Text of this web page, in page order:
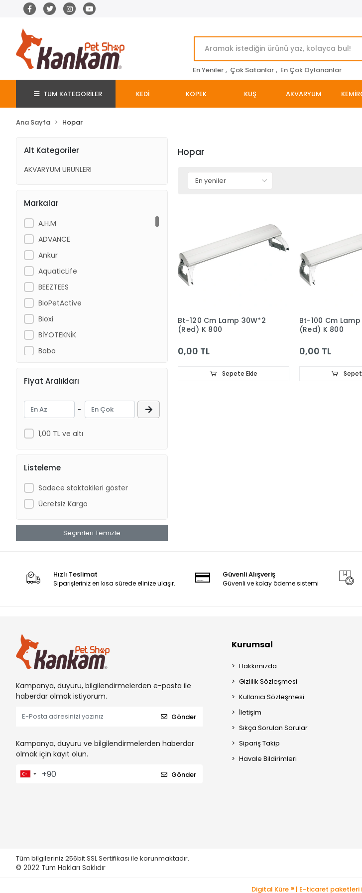
En Yeniler , Çok Satanlar , En Çok Oylananlar
TÜM KATEGORİLER KEDİ KÖPEK KUŞ AKVARYUM
Ana Sayfa Hopar
Alt Kategoriler
AKVARYUM URUNLERI
Markalar
A.H.M
ADVANCE
Ankur
AquaticLife
BEEZTEES
BioPetActive
Bioxi
BİYOTEKNİK
Bobo
Chicos
CROCUS
DANSOR
DAYANG
DOPHİN
EJET
EzyDog
GARDEN MIX
GARDEN MIX BENTONIT
Hagen Aquaclear
Hagen Elite
Hagen ExoTerra
Hagen Fluval
Hagen Habitral
Hagen LivingWord
Hagen Vision
JET
Fiyat Aralıkları
-
1,00 TL ve altı
Listeleme
Sadece stoktakileri göster
Ücretsiz Kargo
Seçimleri Temizle
Hopar
Bt-120 Cm Lamp 30W*2
(Red) K 800
0,00 TL
Sepete Ekle
Bt-100 Cm
(Red) K 800
0,00 TL
Hızlı Teslimat
Siparişleriniz en kısa sürede elinize ulaşır.
Güvenli Alışveriş
Güvenli ve kolay ödeme sistemi
Kampanya, duyuru, bilgilendirmelerden e-posta ile
haberdar olmak istiyorum.
Gönder
Kampanya, duyuru ve bilgilendirmelerden haberdar
olmak için kayıt olun.
Gönder
Kurumsal
Hakkımızda
Gizlilik Sözleşmesi
Kullanıcı Sözleşmesi
İletişim
Sıkça Sorulan Sorular
Sipariş Takip
Havale Bildirimleri
Tüm bilgileriniz 256bit SSL Sertifikası ile korunmaktadır.
© 2022 Tüm Hakları Saklıdır
Digital Küre ® | E-ticaret paketleri